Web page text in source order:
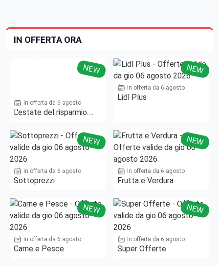
IN OFFERTA ORA
NEW
In offerta da 6 agosto
L'estate del risparmio.
NEW
In offerta da 6 agosto
Lidl Plus
NEW
In offerta da 6 agosto
Sottoprezzi
NEW
In offerta da 6 agosto
Frutta e Verdura
NEW
In offerta da 6 agosto
Carne e Pesce
NEW
In offerta da 6 agosto
Super Offerte